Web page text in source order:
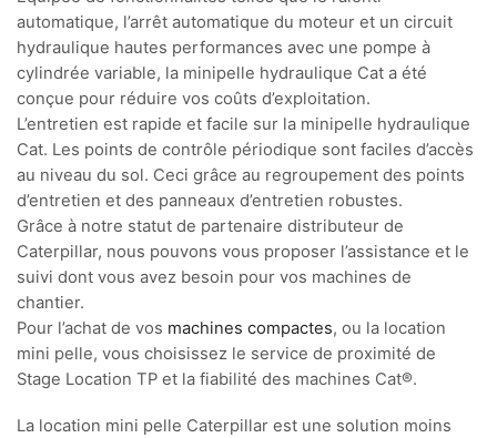
automatique, l’arrêt automatique du moteur et un circuit
hydraulique hautes performances avec une pompe à
cylindrée variable, la minipelle hydraulique Cat a été
conçue pour réduire vos coûts d’exploitation.
L’entretien est rapide et facile sur la minipelle hydraulique
Cat. Les points de contrôle périodique sont faciles d’accès
au niveau du sol. Ceci grâce au regroupement des points
d’entretien et des panneaux d’entretien robustes.
Grâce à notre statut de partenaire distributeur de
Caterpillar, nous pouvons vous proposer l’assistance et le
suivi dont vous avez besoin pour vos machines de
chantier.
Pour l’achat de vos machines compactes, ou la location
mini pelle, vous choisissez le service de proximité de
Stage Location TP et la fiabilité des machines Cat®.
La location mini pelle Caterpillar est une solution moins